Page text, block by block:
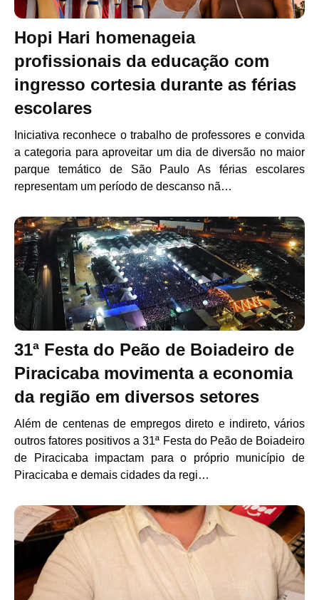
Hopi Hari homenageia
profissionais da educação com
ingresso cortesia durante as férias
escolares
Iniciativa reconhece o trabalho de professores e convida
a categoria para aproveitar um dia de diversão no maior
parque temático de São Paulo As férias escolares
representam um período de descanso nã…
31ª Festa do Peão de Boiadeiro de
Piracicaba movimenta a economia
da região em diversos setores
Além de centenas de empregos direto e indireto, vários
outros fatores positivos a 31ª Festa do Peão de Boiadeiro
de Piracicaba impactam para o próprio município de
Piracicaba e demais cidades da regi…